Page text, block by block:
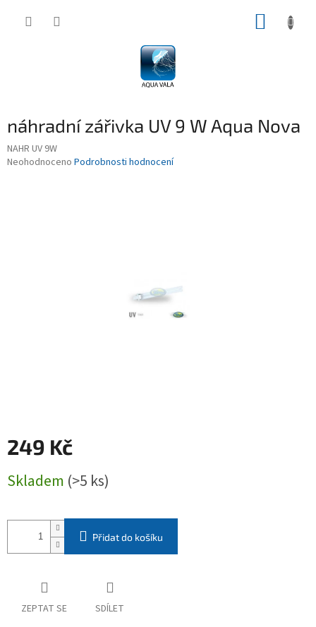
náhradní zářivka UV 9 W Aqua Nova
NAHR UV 9W
Průměrné
Neohodnoceno Podrobnosti hodnocení
249 Kč
cena:
Skladem (>5 ks)
Přidat do košíku
ZEPTAT SE SDÍLET